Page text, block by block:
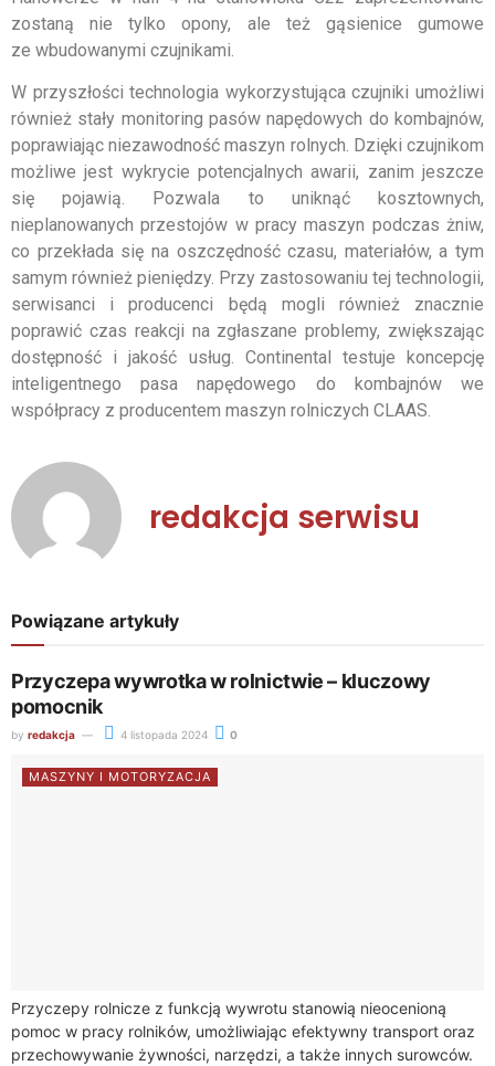
zostaną nie tylko opony, ale też gąsienice gumowe
ze wbudowanymi czujnikami.
W przyszłości technologia wykorzystująca czujniki umożliwi
również stały monitoring pasów napędowych do kombajnów,
poprawiając niezawodność maszyn rolnych. Dzięki czujnikom
możliwe jest wykrycie potencjalnych awarii, zanim jeszcze
się pojawią. Pozwala to uniknąć kosztownych,
nieplanowanych przestojów w pracy maszyn podczas żniw,
co przekłada się na oszczędność czasu, materiałów, a tym
samym również pieniędzy. Przy zastosowaniu tej technologii,
serwisanci i producenci będą mogli również znacznie
poprawić czas reakcji na zgłaszane problemy, zwiększając
dostępność i jakość usług. Continental testuje koncepcję
inteligentnego pasa napędowego do kombajnów we
współpracy z producentem maszyn rolniczych CLAAS.
redakcja serwisu
Powiązane artykuły
Przyczepa wywrotka w rolnictwie – kluczowy
pomocnik
by redakcja 4 listopada 2024 0
MASZYNY I MOTORYZACJA
Przyczepy rolnicze z funkcją wywrotu stanowią nieocenioną
pomoc w pracy rolników, umożliwiając efektywny transport oraz
przechowywanie żywności, narzędzi, a także innych surowców.